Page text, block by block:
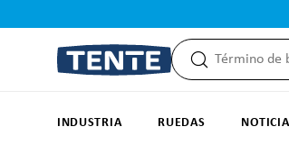
INDUSTRIA RUEDAS